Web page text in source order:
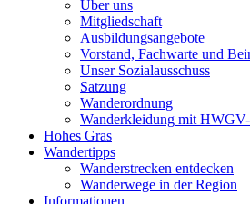
Über uns
Mitgliedschaft
Ausbildungsangebote
Vorstand, Fachwarte und
Unser Sozialausschuss
Satzung
Wanderordnung
Wanderkleidung mit
Hohes Gras
Wandertipps
Wanderstrecken entdecken
Wanderwege in der Region
Informationen